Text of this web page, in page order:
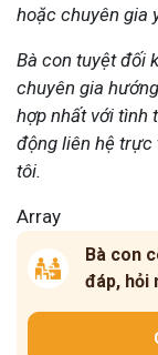
hoặc chuyên gia
Bà con tuyệt đối
chuyên gia
hợp nhất với tình
động liên hệ trực
tôi.
Array
Bà con
đáp, hỏi